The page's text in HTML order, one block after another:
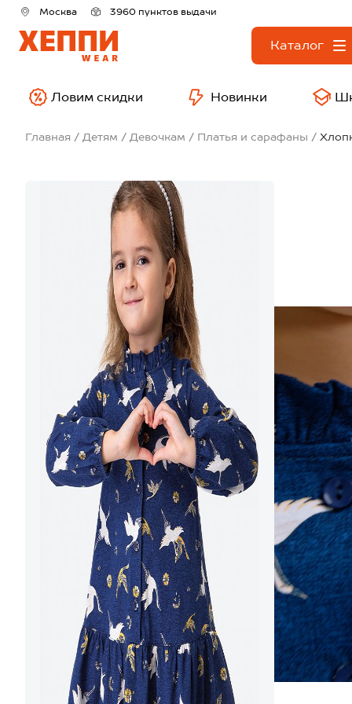
Москва 3960 пунктов выдачи
Каталог
Ловим скидки Новинки
Главная Детям Девочкам Платья и сарафаны